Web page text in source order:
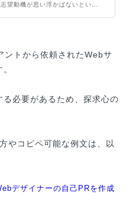
望動機が思い浮かばないという
ントから依頼されたWebサ
必要があるため、探求心の
やコピペ可能な例文は、以
デザイナーの自己PRを作成